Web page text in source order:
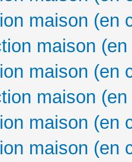
maison (en
maison
maison (en
maison
maison (en
maison (en